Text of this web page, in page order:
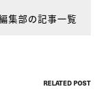
集部の記事一覧
RELATED POST